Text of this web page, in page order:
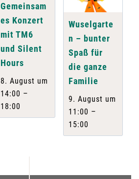
Gemeinsam
es Konzert
mit TM6
und Silent
Hours
8. August um
14:00 –
18:00
Wuselgarte
n – bunter
Spaß für
die ganze
Familie
9. August um
11:00 –
15:00